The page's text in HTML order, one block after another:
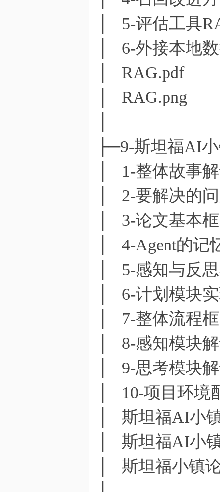
│ 5-评估工具
│ 6-外接本地
│ RAG.pdf
│ RAG.png
├─9-斯坦福AI
│ 1-整体故事
│ 2-要解决的
│ 3-论文基本
│ 4-Agent的记
│ 5-感知与反
│ 6-计划模块
│ 7-整体流程
│ 8-感知模块
│ 9-思考模块
│ 10-项目环境
│ 斯坦福AI小
│ 斯坦福AI小
│ 斯坦福小镇